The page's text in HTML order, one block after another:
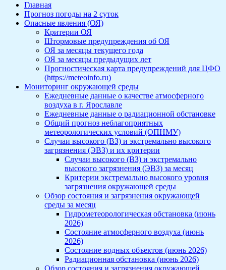
Главная
Прогноз погоды на 2 суток
Опасные явления (ОЯ)
Критерии ОЯ
Штормовые предупреждения об ОЯ
ОЯ за месяцы текущего года
ОЯ за месяцы предыдущих лет
Прогностическая карта предупреждений для ЦФО
(https://meteoinfo.ru)
Мониторинг окружающей среды
Ежедневные данные о качестве атмосферного
воздуха в г. Ярославле
Ежедневные данные о радиационной обстановке
Общий прогноз неблагоприятных
метеорологических условий (ОПНМУ)
Случаи высокого (ВЗ) и экстремально высокого
загрязнения (ЭВЗ) и их критерии
Случаи высокого (ВЗ) и экстремально
высокого загрязнения (ЭВЗ) за месяц
Критерии экстремально высокого уровня
загрязнения окружающей среды
Обзор состояния и загрязнения окружающей
среды за месяц
Гидрометеорологическая обстановка (июнь
2026)
Состояние атмосферного воздуха (июнь
2026)
Состояние водных объектов (июнь 2026)
Радиационная обстановка (июнь 2026)
Обзор состояния и загрязнения окружающей